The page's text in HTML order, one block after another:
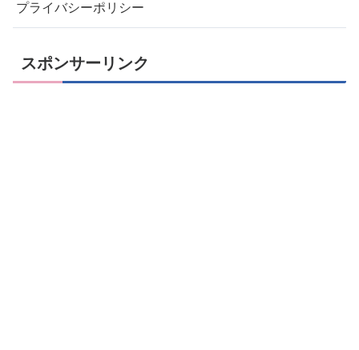
プライバシーポリシー
スポンサーリンク